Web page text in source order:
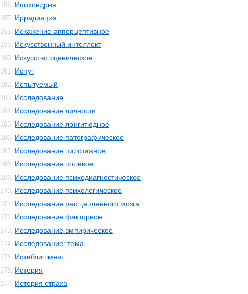
156. Ипохондрия
157. Иррадиация
158. Искажение апперцептивное
159. Искусственный интеллект
160. Искусство сценическое
161. Испуг
162. Испытуемый
163. Исследование
164. Исследование личности
165. Исследование лонгитюдное
166. Исследование патографическое
167. Исследование пилотажное
168. Исследование полевое
169. Исследование психодиагностическое
170. Исследование психологическое
171. Исследование расщепленного мозга
172. Исследование факторное
173. Исследование эмпирическое
174. Исследование: тема
175. Истеблишмент
176. Истерия
177. Истерия страха